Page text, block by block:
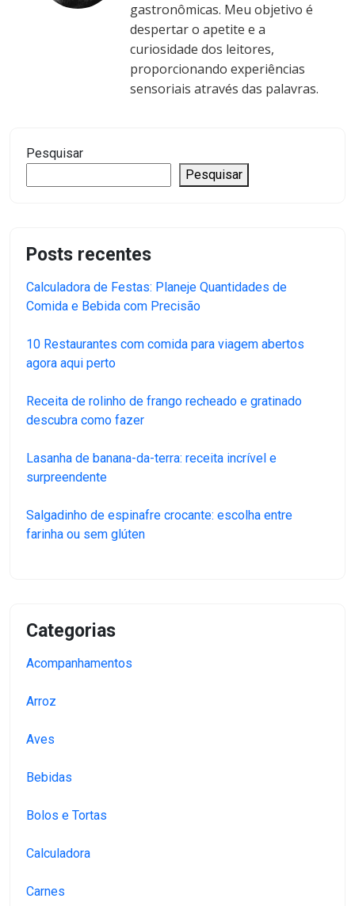
gastronômicas. Meu objetivo é
despertar o apetite e a
curiosidade dos leitores,
proporcionando experiências
sensoriais através das palavras.
Pesquisar
Pesquisar
Posts recentes
Calculadora de Festas: Planeje Quantidades de
Comida e Bebida com Precisão
10 Restaurantes com comida para viagem abertos
agora aqui perto
Receita de rolinho de frango recheado e gratinado
descubra como fazer
Lasanha de banana-da-terra: receita incrível e
surpreendente
Salgadinho de espinafre crocante: escolha entre
farinha ou sem glúten
Categorias
Acompanhamentos
Arroz
Aves
Bebidas
Bolos e Tortas
Calculadora
Carnes